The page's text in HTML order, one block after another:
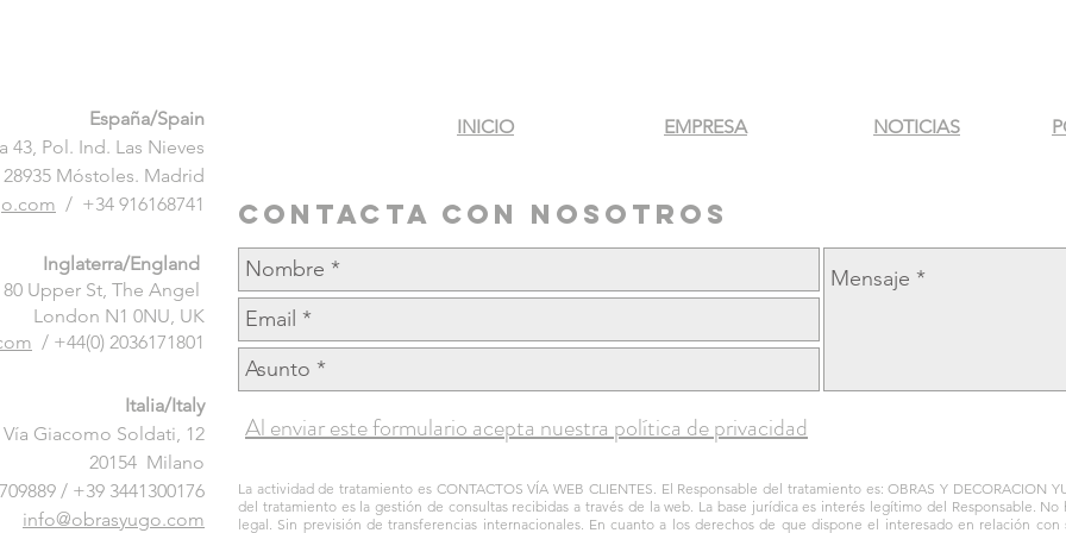
España/Spain
43, Pol. Ind. Las Nieves
28935 Móstoles. Madrid
/ +34 916168741
Inglaterra/England
80 Upper St, The Angel
London N1 0NU, UK
/ +44(0) 2036171801
Italia/Italy
Vía Giacomo Soldati, 12
20154 Milano
/ +39 3441300176
info@obrasyugo.com
INICIO EMPRESA NOTICIAS
Contacta con nosotros
Al enviar este formulario acepta nuestra política de privacidad
La actividad de tratamiento es CONTACTOS VÍA WEB CLIENTES. El Responsable del tratamiento es: OBRAS Y DECORACION
del tratamiento es la gestión de consultas recibidas a través de la web. La base jurídica es interés legítimo del Responsable.
legal. Sin previsión de transferencias internacionales. En cuanto a los derechos de que dispone el interesado en relación con